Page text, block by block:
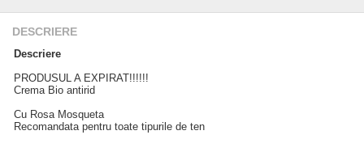
DESCRIERE
Descriere
PRODUSUL A EXPIRAT!!!!!!
Crema Bio antirid
Cu Rosa Mosqueta
Recomandata pentru toate tipurile de ten